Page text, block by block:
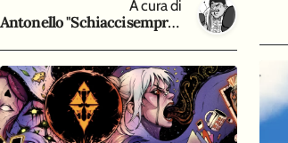
A cura di
Antonello "Schiaccisempre " Gaeta